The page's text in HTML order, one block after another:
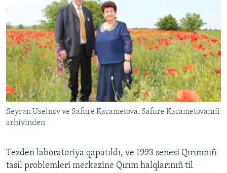
Seyran Useinov ve Safure Kacametova. Safure Kacametovanıñ
arhivinden
Tezden laboratoriya qapatıldı, ve 1993 senesi Qırımnıñ
tasil problemleri merkezine Qırım halqlarınıñ til